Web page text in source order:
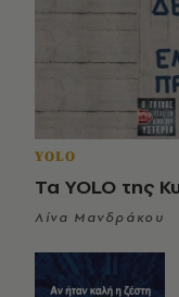
YOLO
Τα YOLO της
Λίνα Μανδράκου